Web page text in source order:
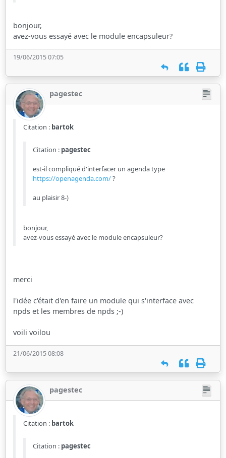
bonjour,
avez-vous essayé avec le module encapsuleur?
19/06/2015 07:05
pagestec
Citation : bartok
Citation : pagestec
est-il compliqué d'interfacer un agenda type
https://openagenda.com/?
au plaisir 8-)
bonjour,
avez-vous essayé avec le module encapsuleur?
merci
l'idée c'était d'en faire un module qui s'interface avec
npds et les membres de npds ;-)
voili voilou
21/06/2015 08:08
pagestec
Citation : bartok
Citation : pagestec